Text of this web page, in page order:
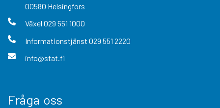
00580 Helsingfors
Växel 029 551 1000
Informationstjänst 029 551 2220
info@stat.fi
Fråga oss